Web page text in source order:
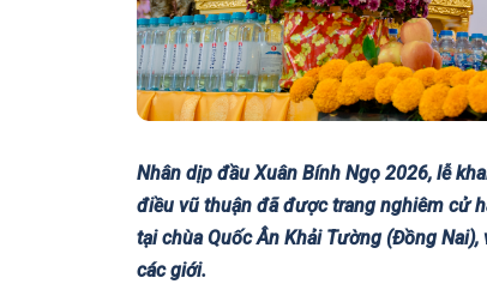
Nhân dịp đầu Xuân Bính Ngọ 2026, lễ
điều vũ thuận đã được trang nghiêm cử
tại chùa Quốc Ân Khải Tường (Đồng
các giới.